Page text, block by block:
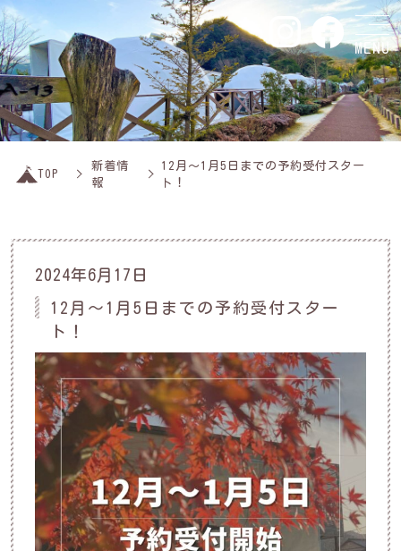
MENU
TOP
新着情
報
12月～1月5日までの予約受付スター
ト！
2024年6月17日
12月～1月5日までの予約受付スター
ト！